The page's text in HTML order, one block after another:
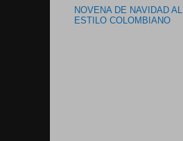
NOVENA DE NAVIDAD AL
ESTILO COLOMBIANO